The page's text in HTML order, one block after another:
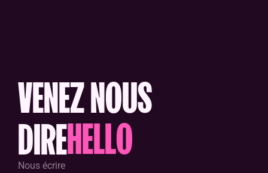
VENEZ NOUS
DIREHELLO
Nous écrire